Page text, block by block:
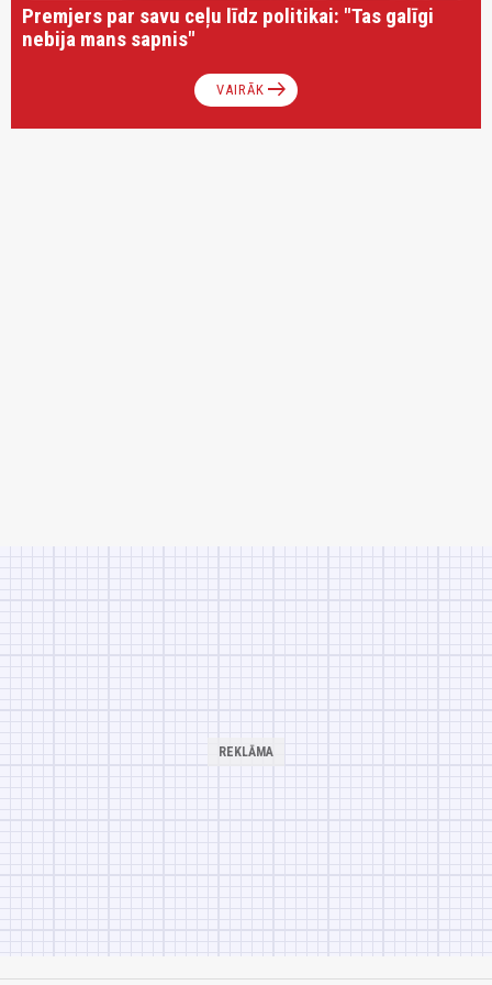
Premjers par savu ceļu līdz politikai: "Tas galīgi
nebija mans sapnis"
VAIRĀK arrow_right_alt